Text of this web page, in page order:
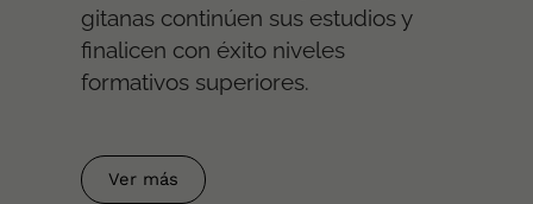
gitanas continúen sus estudios y
finalicen con éxito niveles
formativos superiores.
Ver más